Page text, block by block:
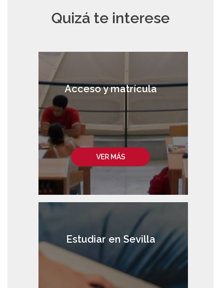
Quizá te interese
VER MÁS
Acceso y matrícula
Estudiar en Sevilla